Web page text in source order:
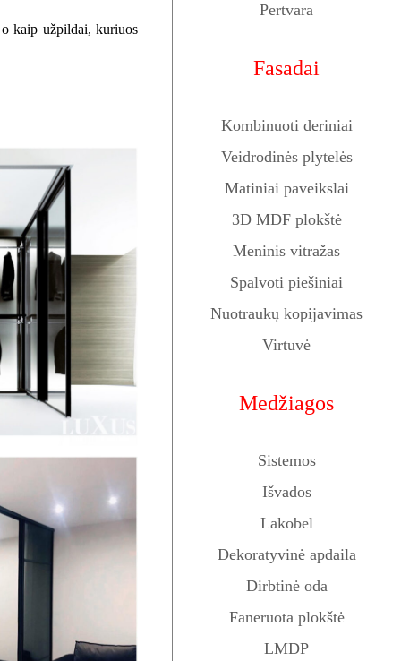
kaip užpildai, kuriuos
Pertvara
Fasadai
Kombinuoti deriniai
Veidrodinės plytelės
Matiniai paveikslai
3D MDF plokštė
Meninis vitražas
Spalvoti piešiniai
Nuotraukų kopijavimas
Virtuvė
Medžiagos
Sistemos
Išvados
Lakobel
Dekoratyvinė apdaila
Dirbtinė oda
Faneruota plokštė
LMDP